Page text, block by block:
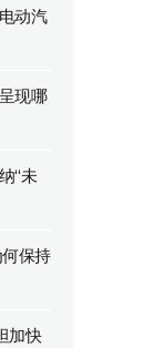
动汽
现哪
“未
保持
加快